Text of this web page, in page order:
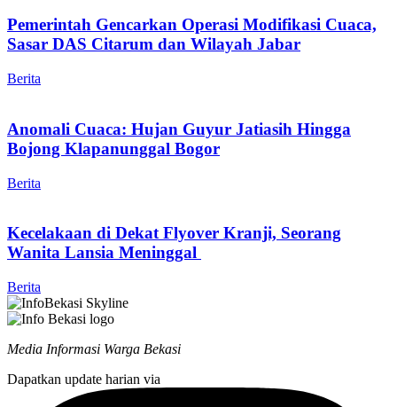
Pemerintah Gencarkan Operasi Modifikasi Cuaca,
Sasar DAS Citarum dan Wilayah Jabar
Berita
Anomali Cuaca: Hujan Guyur Jatiasih Hingga
Bojong Klapanunggal Bogor
Berita
Kecelakaan di Dekat Flyover Kranji, Seorang
Wanita Lansia Meninggal
Berita
Media Informasi Warga Bekasi
Dapatkan update harian via